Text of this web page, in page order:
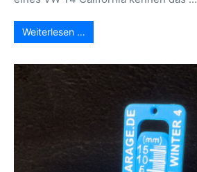
Weiterlesen …